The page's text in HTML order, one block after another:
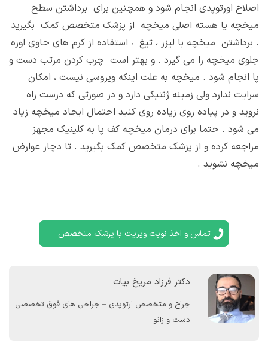
اصلاح اورتوپدی انجام شود و همچنین برای برداشتن سطح
میخچه یا هسته اصلی میخچه از پزشک متخصص کمک بگیرید
. برداشتن میخچه با لیزر ، تیغ ، استفاده از کرم های حاوی اوره
جلوی میخچه را می گیرد . و بهتر است چرب کردن مرتب دست و
پا انجام شود . میخچه به علت اینکه ویروسی نیست ، امکان
سرایت ندارد ولی زمینه ژنتیکی دارد و در صورتی که درست راه
نروید و در پیاده روی زیاده روی کنید احتمال ایجاد میخچه زیاد
می شود . حتما برای درمان میخچه کف پا به کلینیک مجهز
مراجعه کرده و از پزشک متخصص کمک بگیرید . تا دچار عوارض
میخچه نشوید .
تماس و اخذ نوبت ویزیت با پزشک متخصص
دکتر فرزاد مریخ بیات
جراح و متخصص ارتوپدی – جراحی های فوق تخصصی
دست و زانو